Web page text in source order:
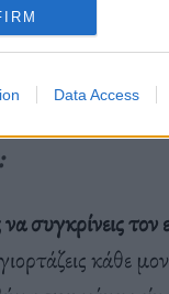
Data Access
Ωστόσο, με
μπορείς να
συγκρίνεις
κάθε